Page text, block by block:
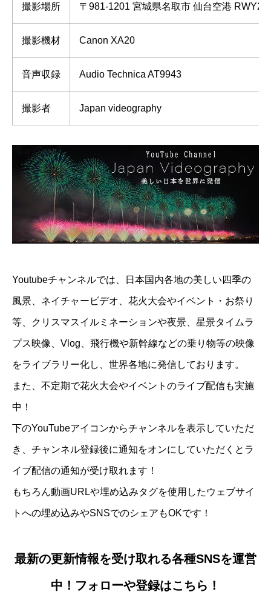
撮影場所 〒981-1201 宮城県名取市 仙台空港
撮影機材 Canon XA20
音声収録 Audio Technica AT9943
撮影者 Japan videography
Youtubeチャンネルでは、日本国内各地の美しい四季の
風景、ネイチャービデオ、花火大会やイベント・お祭り
等、クリスマスイルミネーションや夜景、星景タイムラ
プス映像、Vlog、飛行機や新幹線などの乗り物等の映像
をライブラリー化し、世界各地に発信しております。
また、不定期で花火大会やイベントのライブ配信も実施
中！
下のYouTubeアイコンからチャンネルを表示していただ
き、チャンネル登録後に通知をオンにしていただくとラ
イブ配信の通知が受け取れます！
もちろん動画URLや埋め込みタグを使用したウェブサイ
トへの埋め込みやSNSでのシェアもOKです！
最新の更新情報を受け取れる各種SNSを運営
中！フォローや登録はこちら！